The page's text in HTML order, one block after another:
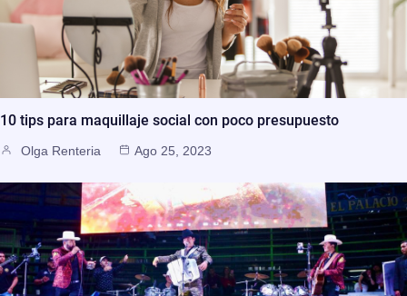
10 tips para maquillaje social con poco presupuesto
Olga Renteria Ago 25, 2023